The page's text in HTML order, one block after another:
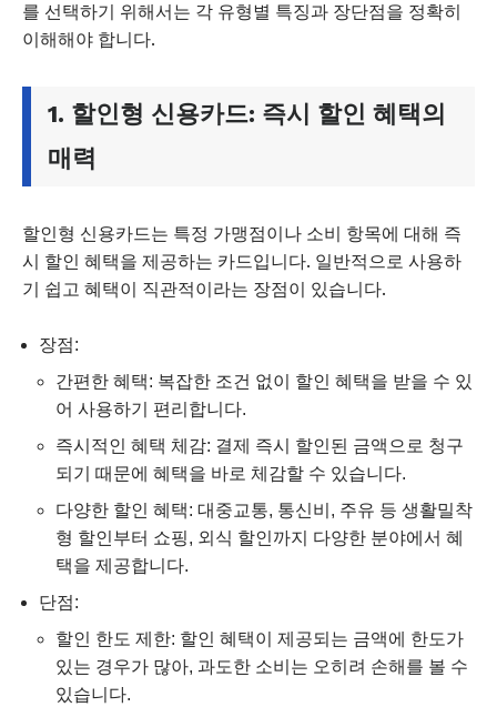
를 선택하기 위해서는 각 유형별 특징과 장단점을 정확히
이해해야 합니다.
1. 할인형 신용카드: 즉시 할인 혜택의
매력
할인형 신용카드는 특정 가맹점이나 소비 항목에 대해 즉
시 할인 혜택을 제공하는 카드입니다. 일반적으로 사용하
기 쉽고 혜택이 직관적이라는 장점이 있습니다.
장점:
간편한 혜택: 복잡한 조건 없이 할인 혜택을 받을 수 있
어 사용하기 편리합니다.
즉시적인 혜택 체감: 결제 즉시 할인된 금액으로 청구
되기 때문에 혜택을 바로 체감할 수 있습니다.
다양한 할인 혜택: 대중교통, 통신비, 주유 등 생활밀착
형 할인부터 쇼핑, 외식 할인까지 다양한 분야에서 혜
택을 제공합니다.
단점:
할인 한도 제한: 할인 혜택이 제공되는 금액에 한도가
있는 경우가 많아, 과도한 소비는 오히려 손해를 볼 수
있습니다.